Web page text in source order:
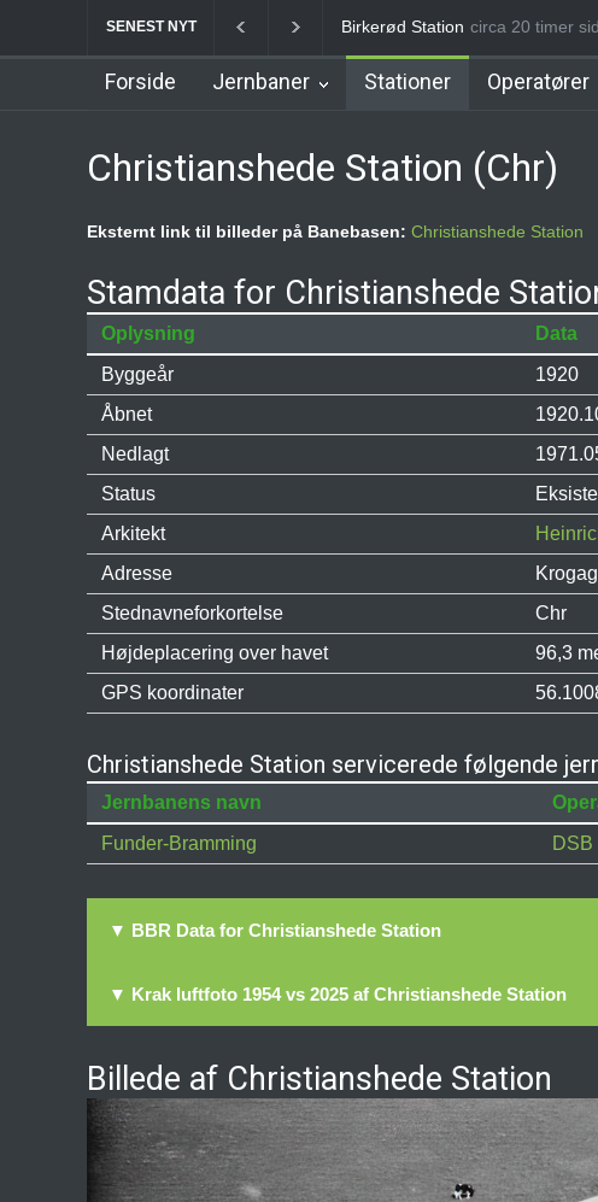
SENEST NYT Allerød Station Favrholm
circa 20 timer
Forside Jernbaner Stationer Operatører
Christianshede Station (Chr)
Eksternt link til billeder på Banebasen: Christianshede Station
Stamdata for Christianshede
Oplysning
Data
Byggeår
1920
Åbnet
Nedlagt
Status
Arkitekt
Adresse
Stednavneforkortelse
Chr
Højdeplacering over havet
96,3
GPS koordinater
Christianshede Station servicerede følgende
Jernbanens navn
Funder-Bramming
DSB
▼ BBR Data for Christianshede Station
▼ Krak luftfoto 1954 vs 2025 af Christianshede Station
Billede af Christianshede Station